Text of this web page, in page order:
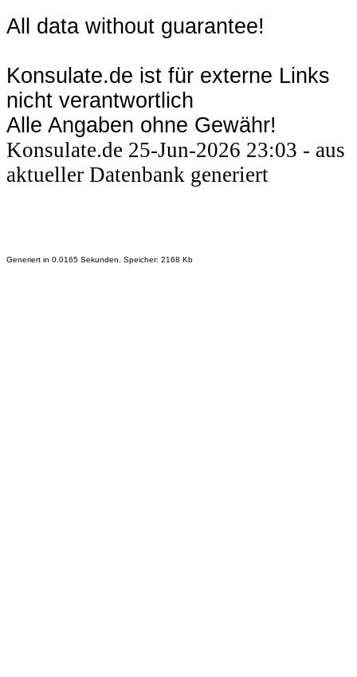
All data without guarantee!
Konsulate.de ist für externe Links
nicht verantwortlich
Alle Angaben ohne Gewähr!
Konsulate.de 25-Jun-2026 23:03 - aus
aktueller Datenbank generiert
Generiert in 0.0165 Sekunden. Speicher: 2168 Kb